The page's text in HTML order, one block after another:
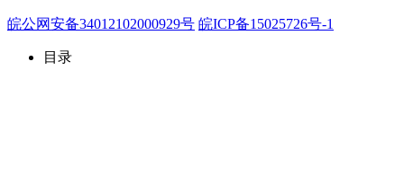
皖公网安备34012102000929号 皖ICP备15025726号-1
目录